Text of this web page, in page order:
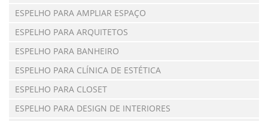
ESPELHO PARA AMPLIAR ESPAÇO
ESPELHO PARA ARQUITETOS
ESPELHO PARA BANHEIRO
ESPELHO PARA CLÍNICA DE ESTÉTICA
ESPELHO PARA CLOSET
ESPELHO PARA DESIGN DE INTERIORES